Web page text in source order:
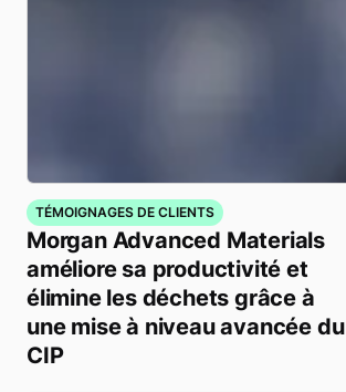
TÉMOIGNAGES DE CLIENTS
Morgan Advanced Materials
améliore sa productivité et
élimine les déchets grâce à
une mise à niveau avancée du
CIP